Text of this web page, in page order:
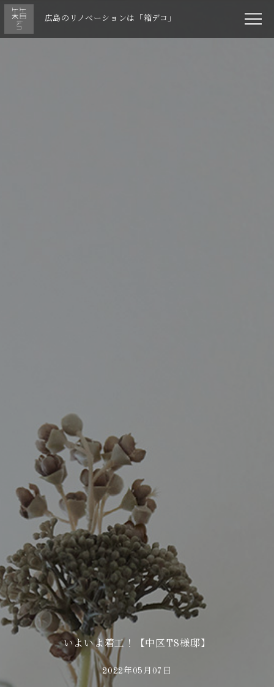
広島のリノベーションは「箱デコ」
いよいよ着工！【中区TS様邸】
2022年05月07日